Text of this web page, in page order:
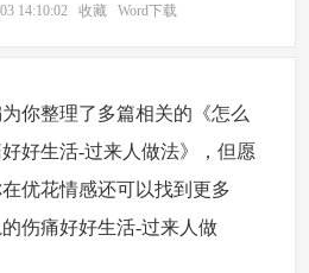
14:10:02 收藏 Word下载
你整理了多篇相关的《怎么
好生活-过来人做法》，但愿
优花情感还可以找到更多
的伤痛好好生活-过来人做